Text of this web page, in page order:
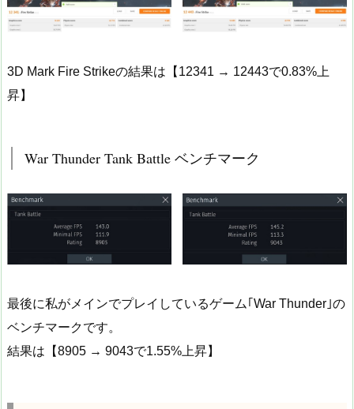
3D Mark Fire Strikeの結果は【12341 → 12443で0.83%上
昇】
War Thunder Tank Battle ベンチマーク
最後に私がメインでプレイしているゲーム｢War Thunder｣の
ベンチマークです。
結果は【8905 → 9043で1.55%上昇】